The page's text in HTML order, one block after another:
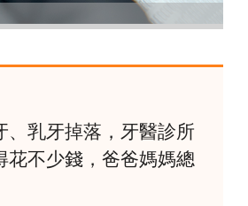
乳牙掉落，牙醫診所
不少錢，爸爸媽媽總